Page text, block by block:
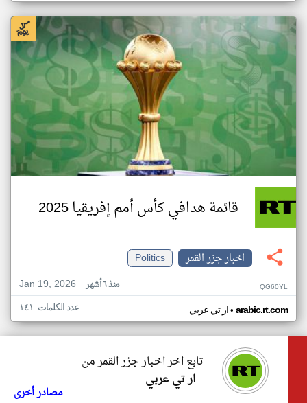
قائمة هدافي كأس أمم إفريقيا 2025
اخبار جزر القمر
Politics
Jan 19, 2026
منذ ٦ أشهر QG60YL
ار تي عربي• arabic.rt.com عدد الكلمات: ١٤١
تابع اخر اخبار جزر القمر من
ار تي عربي
مصادر أخرى